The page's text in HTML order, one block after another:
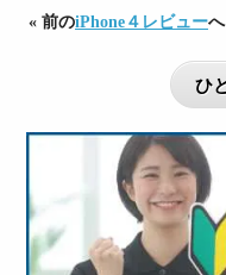
« 前のiPhone４レビューへ